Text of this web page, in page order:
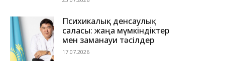
Психикалық денсаулық
саласы: жаңа мүмкіндіктер
мен заманауи тәсілдер
17.07.2026